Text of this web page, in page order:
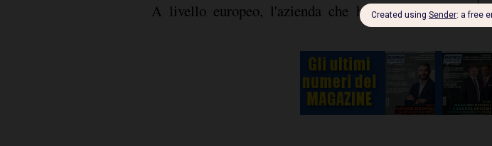
A livello europeo, l'azienda che ha collezionato il